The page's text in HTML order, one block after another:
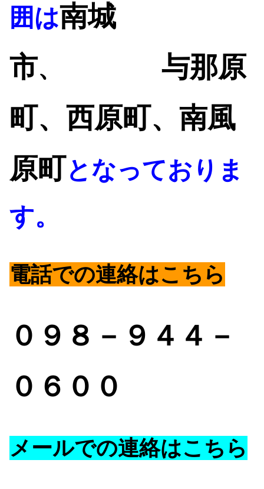
囲は南城
市、
与那原
町、西原町、南風
原町となっておりま
す。
電話での連絡はこちら
０ ９８－９４４－
０６００
メールでの連絡はこちら